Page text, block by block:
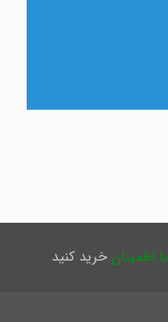
با اطمینانخرید کنید